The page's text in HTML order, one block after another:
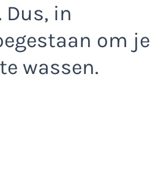
in
om je
wassen.